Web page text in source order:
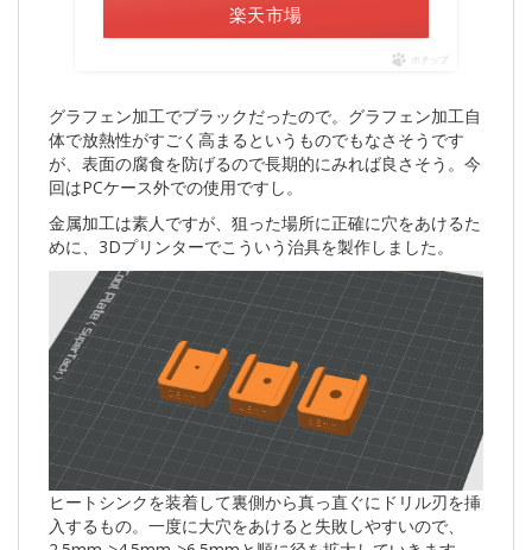
楽天市場
ポチップ
グラフェン加工でブラックだったので。グラフェン加工自
体で放熱性がすごく高まるというものでもなさそうです
が、表面の腐食を防げるので長期的にみれば良さそう。今
回はPCケース外での使用ですし。
金属加工は素人ですが、狙った場所に正確に穴をあけるた
めに、3Dプリンターでこういう治具を製作しました。
ヒートシンクを装着して裏側から真っ直ぐにドリル刃を挿
入するもの。一度に大穴をあけると失敗しやすいので、